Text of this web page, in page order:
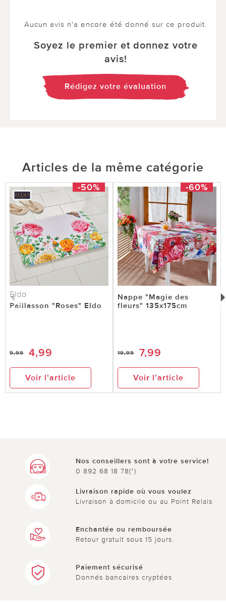
Aucun avis n'a encore été donné sur ce produit.
Soyez le premier et donnez votre
avis!
Rédigez votre évaluation
Articles de la même catégorie
-50%
Eldo
Paillasson "Roses" Eldo
9,99 4,99
Voir l’article
-60%
Nappe "Magie des
fleurs" 135x175cm
19,99 7,99
Voir l’article
Nos conseillers sont à votre service!
0 892 68 18 78(*)
Livraison rapide où vous voulez
Livraison à domicile ou au Point Relais
Enchantée ou remboursée
Retour gratuit sous 15 jours
Paiement sécurisé
Donnés bancaires cryptées